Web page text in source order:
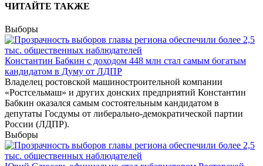
ЧИТАЙТЕ ТАКЖЕ
Выборы
Константин Бабкин с доходом 448 млн стал самым богатым
кандидатом в Думу от ЛДПР
Владелец ростовской машиностроительной компании
«Ростсельмаш» и других донских предприятий Константин
Бабкин оказался самым состоятельным кандидатом в
депутаты Госдумы от либерально-демократической партии
России (ЛДПР).
Выборы